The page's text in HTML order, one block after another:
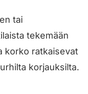
tai
tekemään
korko ratkaisevat
korjauksilta.